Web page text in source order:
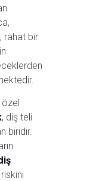
rahat bir
özel
, diş teli
biridir.
riskini